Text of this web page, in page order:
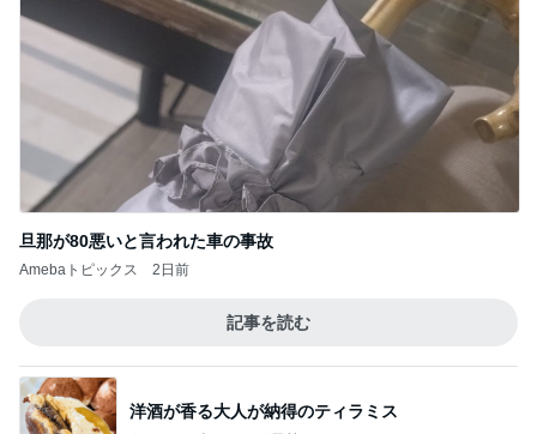
旦那が80悪いと言われた車の事故
Amebaトピックス 2日前
記事を読む
洋酒が香る大人が納得のティラミス